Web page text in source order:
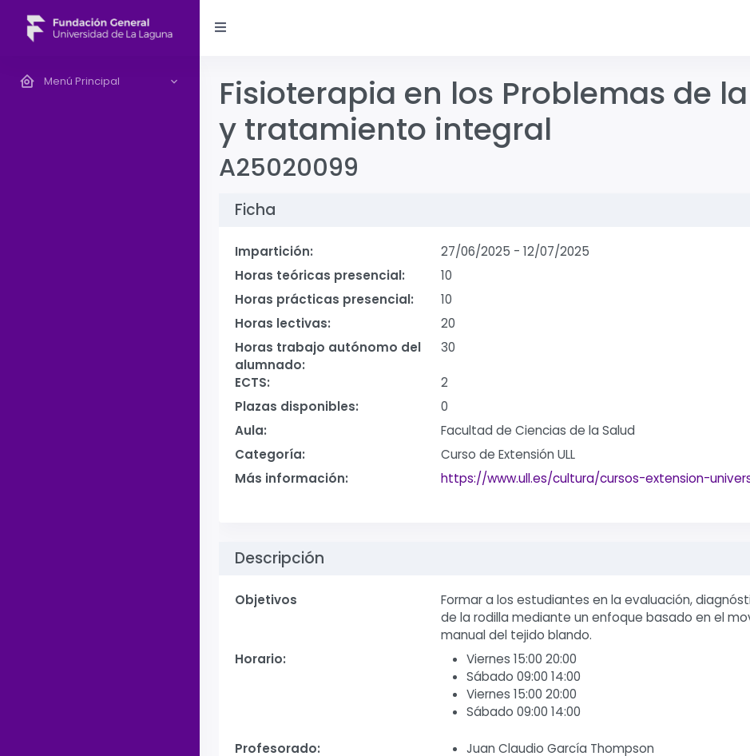
Menú Principal
Fisioterapia en los Problemas de
y tratamiento integral
A25020099
Ficha
Impartición: 27/06/2025 - 12/07/2025
Horas teóricas presencial:
10
Horas prácticas presencial:
10
Horas lectivas:
20
Horas trabajo autónomo del
alumnado:
30
ECTS:
2
Plazas disponibles:
0
Aula:
Facultad de Ciencias de la Salud
Categoría:
Curso de Extensión ULL
Más información:
https://www.ull.es/cultura/cursos-extension-
Descripción
Objetivos
Formar a los estudiantes en la evaluación,
de la rodilla mediante un enfoque basado en el
manual del tejido blando.
Horario:
Viernes 15:00 20:00
Sábado 09:00 14:00
Viernes 15:00 20:00
Sábado 09:00 14:00
Profesorado:
Juan Claudio García Thompson